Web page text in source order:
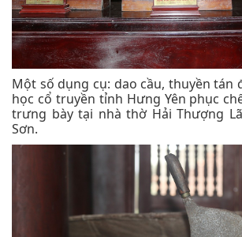
Một số dụng cụ: dao cầu, thuyền tán
học cổ truyền tỉnh Hưng Yên phục
trưng bày tại nhà thờ Hải Thượng
Sơn.